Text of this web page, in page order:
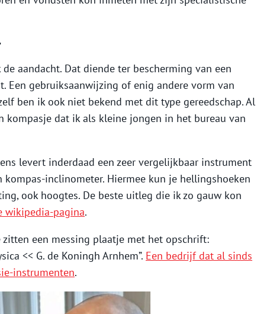
aandacht. Dat diende ter bescherming van een
Een gebruiksaanwijzing of enig andere vorm van
ben ik ook niet bekend met dit type gereedschap. Al
kompasje dat ik als kleine jongen in het bureau van
levert inderdaad een zeer vergelijkbaar instrument
kompas-inclinometer. Hiermee kun je hellingshoeken
ook hoogtes. De beste uitleg die ik zo gauw kon
wikipedia-pagina.
een messing plaatje met het opschrift:
<< G. de Koningh Arnhem”. Een bedrijf dat al sinds
instrumenten.